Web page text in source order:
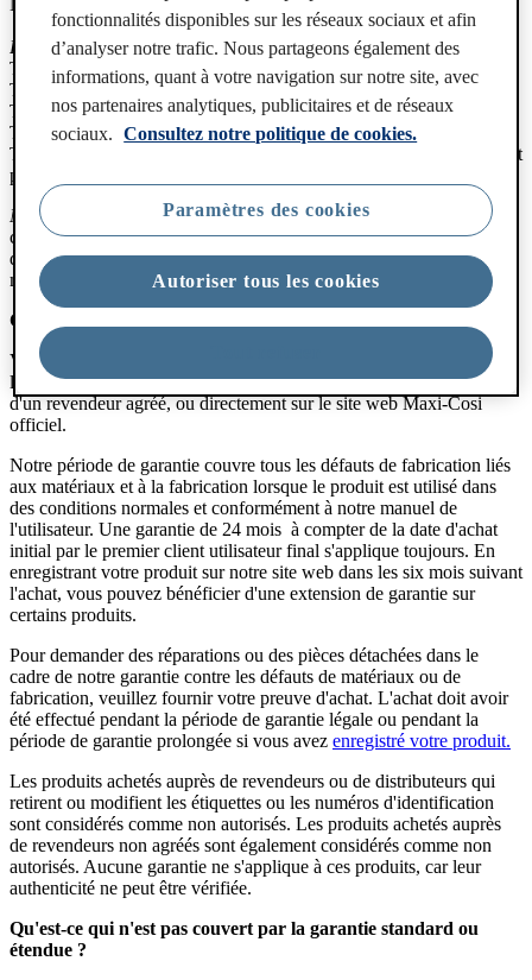
Promesse Maxi-Cosi de 5 ans :
Tous les sièges auto
Toutes les bases de siège auto
Toutes les poussettes ( sauf celles de la Fame Family)
Toutes les nacelles
Tous les produits Maison (sauf puériculture connectée, accessoires et
pièces détachées)
Non éligibles à l'extension de garantie: produits puériculture
connectée, batterie externe Fame familly, accessoires et pièces
détachées. Ces produits sont toujours sous garantie standard de 24
mois.
Comment fonctionne la garantie ?
Vous pouvez faire valoir votre garantie dans n'importe quel pays où
le produit a été acheté auprès d'une filiale Dorel, d'un distributeur ou
d'un revendeur agréé, ou directement sur le site web Maxi-Cosi
officiel.
Notre période de garantie couvre tous les défauts de fabrication liés
aux matériaux et à la fabrication lorsque le produit est utilisé dans
des conditions normales et conformément à notre manuel de
l'utilisateur. Une garantie de 24 mois à compter de la date d'achat
initial par le premier client utilisateur final s'applique toujours. En
enregistrant votre produit sur notre site web dans les six mois suivant
l'achat, vous pouvez bénéficier d'une extension de garantie sur
certains produits.
Pour demander des réparations ou des pièces détachées dans le
cadre de notre garantie contre les défauts de matériaux ou de
fabrication, veuillez fournir votre preuve d'achat. L'achat doit avoir
été effectué pendant la période de garantie légale ou pendant la
période de garantie prolongée si vous avez enregistré votre produit.
Les produits achetés auprès de revendeurs ou de distributeurs qui
retirent ou modifient les étiquettes ou les numéros d'identification
sont considérés comme non autorisés. Les produits achetés auprès
de revendeurs non agréés sont également considérés comme non
autorisés. Aucune garantie ne s'applique à ces produits, car leur
authenticité ne peut être vérifiée.
Qu'est-ce qui n'est pas couvert par la garantie standard ou
étendue ?
fonctionnalités disponibles sur les réseaux sociaux et afin
d’analyser notre trafic. Nous partageons également des
informations, quant à votre navigation sur notre site, avec
nos partenaires analytiques, publicitaires et de réseaux
sociaux.
Consultez notre politique de cookies.
Autoriser tous les cookies
Paramètres des cookies